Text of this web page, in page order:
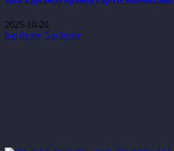
2025-10-20
6-р бүлэг 5-р бүлэг